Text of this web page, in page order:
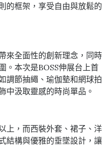
的框架，享受自由與放鬆的
來全面性的創新理念，同時
。本次是BOSS伸展台上首
調節抽繩、瑜伽墊和網球拍
中汲取靈感的時尚單品。
上，而西裝外套、裙子、洋
結構與優雅的垂墜設計，讓